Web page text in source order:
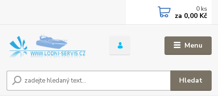
Menu
Hledat
0 ks
za 0,00 Kč